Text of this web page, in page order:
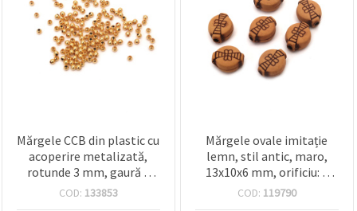
Mărgele CCB din plastic cu
acoperire metalizată,
rotunde 3 mm, gaură 1
mm, aurii – 20 g (~1360
COD: 133853
Mărgele ovale imitație
lemn, stil antic, maro,
13x10x6 mm, orificiu: 2
mm – 50 g (~77 buc.)
COD: 119790